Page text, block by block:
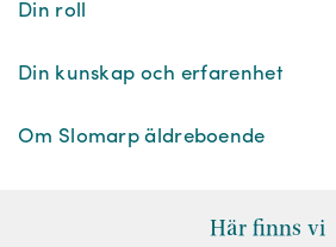
Din roll
Din kunskap och erfarenhet
Om Slomarp äldreboende
Här finns vi